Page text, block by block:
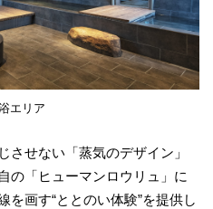
エリア
させない「蒸気のデザイン」
の「ヒューマンロウリュ」に
を画す“ととのい体験”を提供し